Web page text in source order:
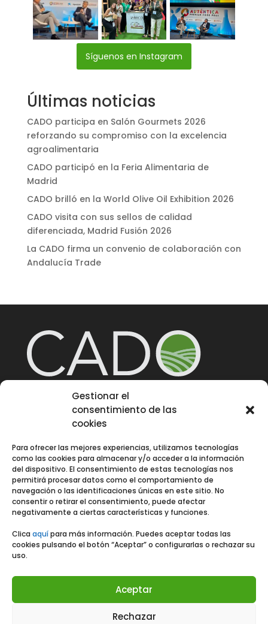
Gestionar el
consentimiento de las
cookies
Para ofrecer las mejores experiencias, utilizamos tecnologías
como las cookies para almacenar y/o acceder a la información
del dispositivo. El consentimiento de estas tecnologías nos
permitirá procesar datos como el comportamiento de
navegación o las identificaciones únicas en este sitio. No
consentir o retirar el consentimiento, puede afectar
negativamente a ciertas características y funciones.
Clica aquípara más información. Puedes aceptar todas las
cookies pulsando el botón “Aceptar” o configurarlas o rechazar su
uso.
Aceptar
Rechazar
Síguenos en Instagram
Últimas noticias
CADO participa en Salón Gourmets 2026
reforzando su compromiso con la excelencia
agroalimentaria
CADO participó en la Feria Alimentaria de
Madrid
CADO brilló en la World Olive Oil Exhibition 2026
CADO visita con sus sellos de calidad
diferenciada, Madrid Fusión 2026
La CADO firma un convenio de colaboración con
Andalucía Trade
Quiénes somos
Noticias
Contacto